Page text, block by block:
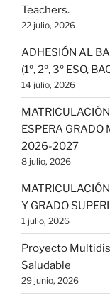
Teachers.
22 julio, 2026
ADHESIÓN AL
(1º, 2º, 3º ESO,
14 julio, 2026
ESPERA GRADO
2026-2027
8 julio, 2026
Y GRADO
1 julio, 2026
Proyecto
Saludable
29 junio, 2026